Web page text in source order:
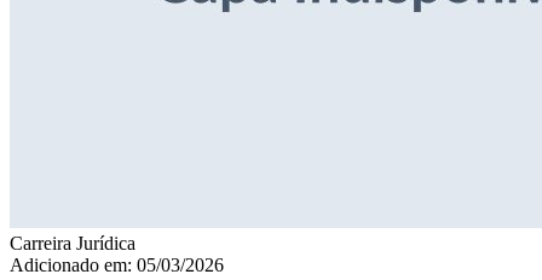
Carreira Jurídica
Adicionado em: 05/03/2026